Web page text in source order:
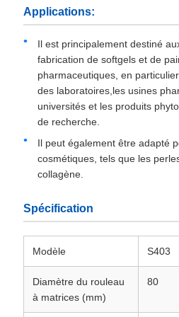
Applications:
Il est principalement destiné
fabrication de softgels et de
pharmaceutiques, en
des laboratoires,les usines
universités et les produits
de recherche.
Il peut également être adapté
cosmétiques, tels que les
collagène.
Spécification
Modèle S403
Diamètre du rouleau
à matrices (mm)
80